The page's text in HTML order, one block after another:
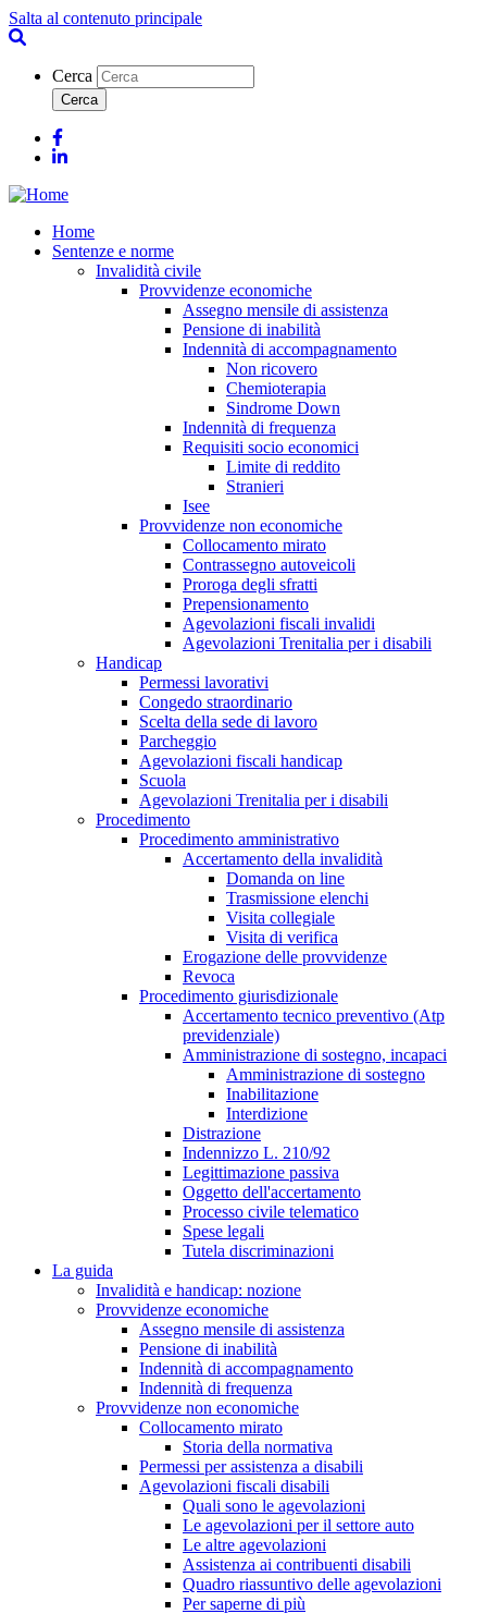
Salta al contenuto principale
Cerca
Facebook
Linkedin
Home
Sentenze e norme
Invalidità civile
Provvidenze economiche
Assegno mensile di assistenza
Pensione di inabilità
Indennità di accompagnamento
Non ricovero
Chemioterapia
Sindrome Down
Indennità di frequenza
Requisiti socio economici
Limite di reddito
Stranieri
Isee
Provvidenze non economiche
Collocamento mirato
Contrassegno autoveicoli
Proroga degli sfratti
Prepensionamento
Agevolazioni fiscali invalidi
Agevolazioni Trenitalia per i disabili
Handicap
Permessi lavorativi
Congedo straordinario
Scelta della sede di lavoro
Parcheggio
Agevolazioni fiscali handicap
Scuola
Agevolazioni Trenitalia per i disabili
Procedimento
Procedimento amministrativo
Accertamento della invalidità
Domanda on line
Trasmissione elenchi
Visita collegiale
Visita di verifica
Erogazione delle provvidenze
Revoca
Procedimento giurisdizionale
Accertamento tecnico preventivo (Atp
previdenziale)
Amministrazione di sostegno, incapaci
Amministrazione di sostegno
Inabilitazione
Interdizione
Distrazione
Indennizzo L. 210/92
Legittimazione passiva
Oggetto dell'accertamento
Processo civile telematico
Spese legali
Tutela discriminazioni
La guida
Invalidità e handicap: nozione
Provvidenze economiche
Assegno mensile di assistenza
Pensione di inabilità
Indennità di accompagnamento
Indennità di frequenza
Provvidenze non economiche
Collocamento mirato
Storia della normativa
Permessi per assistenza a disabili
Agevolazioni fiscali disabili
Quali sono le agevolazioni
Le agevolazioni per il settore auto
Le altre agevolazioni
Assistenza ai contribuenti disabili
Quadro riassuntivo delle agevolazioni
Per saperne di più